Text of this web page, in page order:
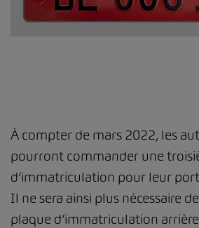
À compter de mars 2022, les
pourront commander une
d’immatriculation pour leur
Il ne sera ainsi plus nécessaire
plaque d’immatriculation